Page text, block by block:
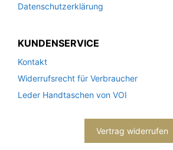
Datenschutzerklärung
KUNDENSERVICE
Kontakt
Widerrufsrecht für Verbraucher
Leder Handtaschen von VOI
Vertrag widerrufen